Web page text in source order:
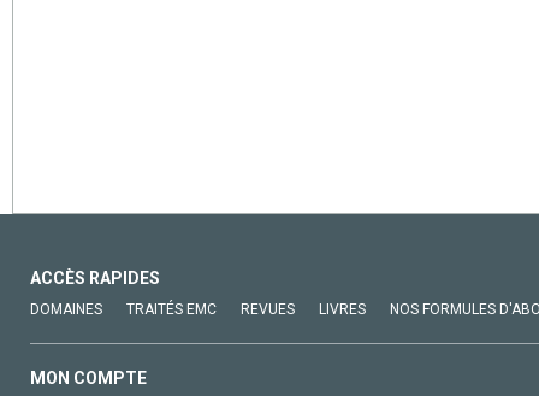
ACCÈS RAPIDES
DOMAINES TRAITÉS EMC REVUES LIVRES NOS FORMULES
MON COMPTE